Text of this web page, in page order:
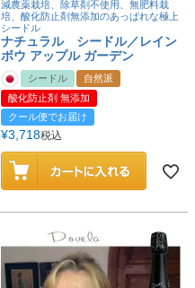
減農薬栽培、除草剤不使用、無肥料栽
培、酸化防止剤無添加のあっぱれな極上
シードル
ナチュラル シードル／レイン
ボウ アップル ガーデン
シードル
自然派
酸化防止剤 無添加
クール便でお届け
¥3,718税込